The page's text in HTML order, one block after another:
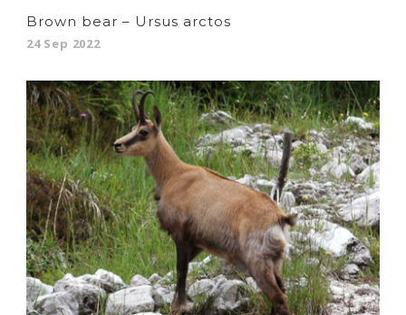
Brown bear – Ursus arctos
24 Sep 2022